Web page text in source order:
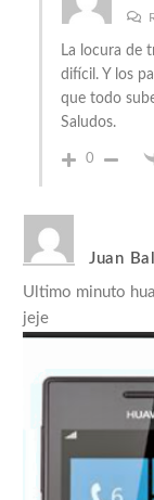
La locura de
difícil. Y los
que todo
Saludos.
0
Juan
Ultimo minuto
jeje